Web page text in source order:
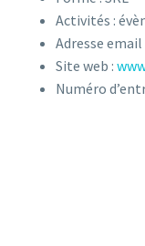
Activités :
Adresse email
Site web :
Numéro